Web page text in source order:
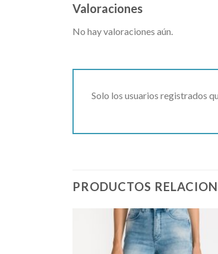
Valoraciones
No hay valoraciones aún.
Solo los usuarios registrados
PRODUCTOS